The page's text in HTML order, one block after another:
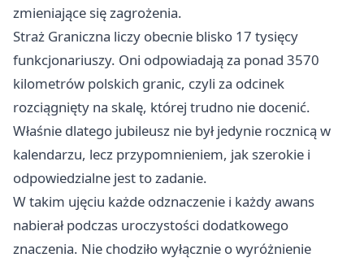
zmieniające się zagrożenia.
Straż Graniczna liczy obecnie blisko 17 tysięcy
funkcjonariuszy. Oni odpowiadają za ponad 3570
kilometrów polskich granic, czyli za odcinek
rozciągnięty na skalę, której trudno nie docenić.
Właśnie dlatego jubileusz nie był jedynie rocznicą w
kalendarzu, lecz przypomnieniem, jak szerokie i
odpowiedzialne jest to zadanie.
W takim ujęciu każde odznaczenie i każdy awans
nabierał podczas uroczystości dodatkowego
znaczenia. Nie chodziło wyłącznie o wyróżnienie